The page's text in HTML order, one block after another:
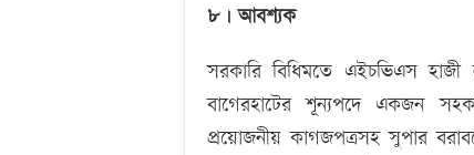
৮। আবশ্যক
সরকারি বিধিমতে এইচভিএস হাজী
বাগেরহাটের শূন্যপদে একজন
প্রয়োজনীয় কাগজপত্রসহ সুপার